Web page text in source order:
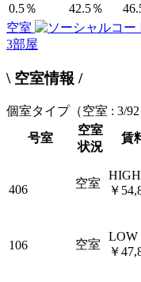
0.5％
42.5％
空室
3部屋
\ 空室情報 /
個室タイプ（空室 : 3/92
号室
空室
状況
賃
406 空室
HIGH
￥
106 空室
LOW
￥